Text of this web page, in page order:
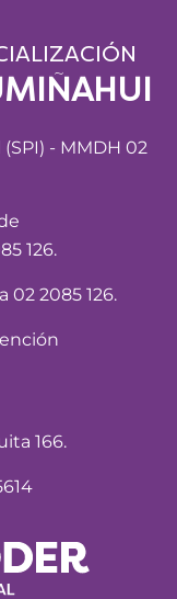
- MMDH 02
126.
02 2085 126.
166.